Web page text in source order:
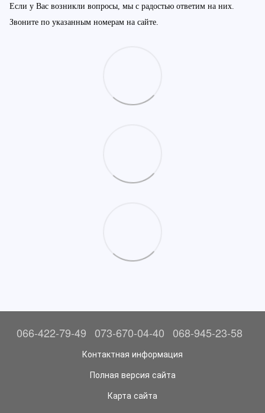
Если у Вас возникли вопросы, мы с радостью ответим на них.
Звоните по указанным номерам на сайте.
066-422-79-49 073-670-04-40 068-945-23-58
Контактная информация
Полная версия сайта
Карта сайта